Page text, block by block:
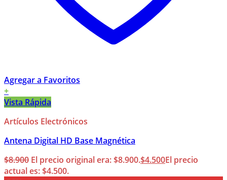
Agregar a Favoritos
+
Vista Rápida
Artículos Electrónicos
Antena Digital HD Base Magnética
$8.900 El precio original era: $8.900.$4.500El precio
actual es: $4.500.